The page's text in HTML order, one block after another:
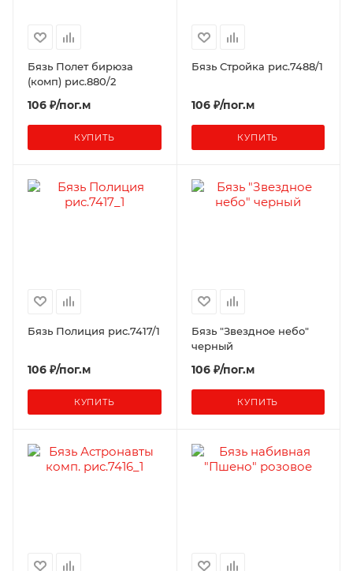
Бязь Полет бирюза
(комп) рис.880/2
106 ₽/пог.м
КУПИТЬ
Бязь Стройка рис.7488/1
106 ₽/пог.м
КУПИТЬ
Бязь Полиция рис.7417/1
106 ₽/пог.м
КУПИТЬ
Бязь "Звездное небо"
черный
106 ₽/пог.м
КУПИТЬ